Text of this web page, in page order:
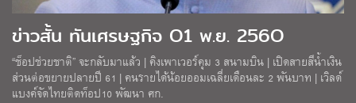
ข่าวสั้น ทันเศรษฐกิจ O1 พ.ย. 256O
“ช็อปช่วยชาติ” จะกลับมาแล้ว | คิงเพาเวอร์คุม 3 สนามบิน | เปิดสายสีน้ำเงิน
ส่วนต่อขยายปลายปี 61 | คนรายได้น้อยออมเฉลี่ยเดือนละ 2 พันบาท | เวิลด์
แบงค์จัดไทยติดท็อป10 พัฒนา ศก.